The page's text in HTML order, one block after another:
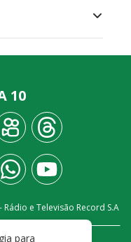
10
Rádio e Televisão Record S.A
para